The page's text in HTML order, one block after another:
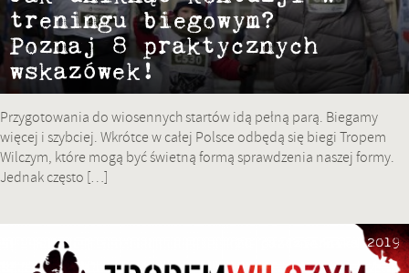
treningu biegowym?
Poznaj 8 praktycznych
wskazówek!
Przygotowania do wiosennych startów idą pełną parą. Biegamy
więcej i szybciej. Wkrótce w całej Polsce odbędą się biegi Tropem
Wilczym, które mogą być świetną formą sprawdzenia naszej formy.
Jednak często […]
28 października 2019